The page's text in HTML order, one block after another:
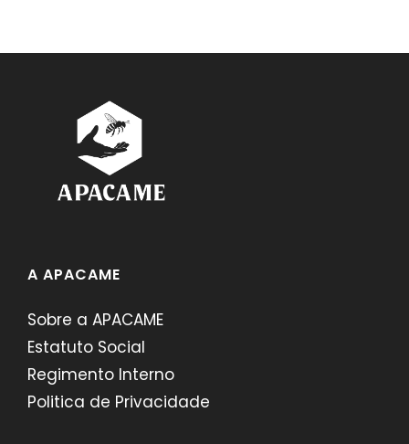
A APACAME
Sobre a APACAME
Estatuto Social
Regimento Interno
Politica de Privacidade